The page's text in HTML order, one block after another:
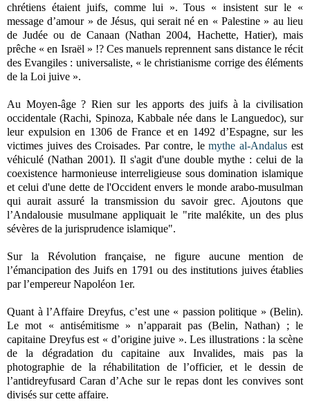
chrétiens étaient juifs, comme lui ». Tous « insistent sur le «
message d’amour » de Jésus, qui serait né en « Palestine » au lieu
de Judée ou de Canaan (Nathan 2004, Hachette, Hatier), mais
prêche « en Israël » !? Ces manuels reprennent sans distance le récit
des Evangiles : universaliste, « le christianisme corrige des éléments
de la Loi juive ».
Au Moyen-âge ? Rien sur les apports des juifs à la civilisation
occidentale (Rachi, Spinoza, Kabbale née dans le Languedoc), sur
leur expulsion en 1306 de France et en 1492 d’Espagne, sur les
victimes juives des Croisades. Par contre, lemythe al-Andalus est
véhiculé (Nathan 2001). Il s'agit d'une double mythe : celui de la
coexistence harmonieuse interreligieuse sous domination islamique
et celui d'une dette de l'Occident envers le monde arabo-musulman
qui aurait assuré la transmission du savoir grec. Ajoutons que
l’Andalousie musulmane appliquait le "rite malékite, un des plus
sévères de la jurisprudence islamique".
Sur la Révolution française, ne figure aucune mention de
l’émancipation des Juifs en 1791 ou des institutions juives établies
par l’empereur Napoléon 1er.
Quant à l’Affaire Dreyfus, c’est une « passion politique » (Belin).
Le mot « antisémitisme » n’apparait pas (Belin, Nathan) ; le
capitaine Dreyfus est « d’origine juive ». Les illustrations : la scène
de la dégradation du capitaine aux Invalides, mais pas la
photographie de la réhabilitation de l’officier, et le dessin de
l’antidreyfusard Caran d’Ache sur le repas dont les convives sont
divisés sur cette affaire.